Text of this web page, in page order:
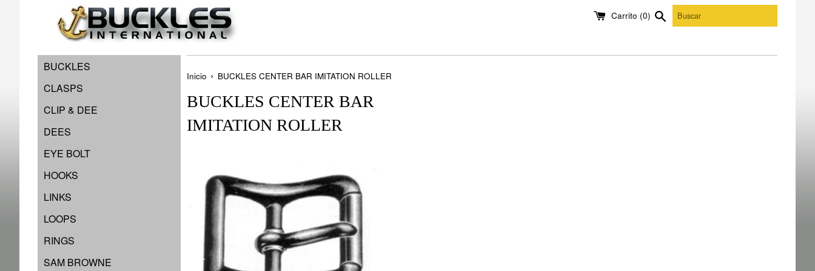
Carrito (0)
Buscar
BUCKLES
CLASPS
CLIP & DEE
DEES
EYE BOLT
HOOKS
LINKS
LOOPS
RINGS
SAM BROWNE
Inicio › BUCKLES CENTER BAR IMITATION ROLLER
BUCKLES CENTER BAR
IMITATION ROLLER